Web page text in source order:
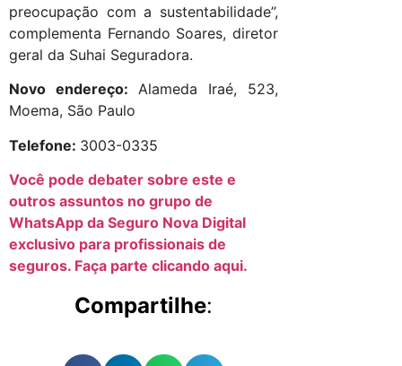
preocupação com a sustentabilidade”,
complementa Fernando Soares, diretor
geral da Suhai Seguradora.
Novo endereço: Alameda Iraé, 523,
Moema, São Paulo
Telefone: 3003-0335
Você pode debater sobre este e
outros assuntos no grupo de
WhatsApp da Seguro Nova Digital
exclusivo para profissionais de
seguros. Faça parte clicando aqui.
Compartilhe: